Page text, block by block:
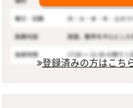
登録済みの方はこち